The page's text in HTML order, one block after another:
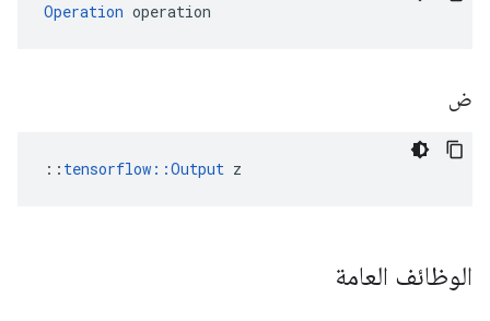
Operation operation
ض
:: tensorflow::Output z
الوظائف العامة